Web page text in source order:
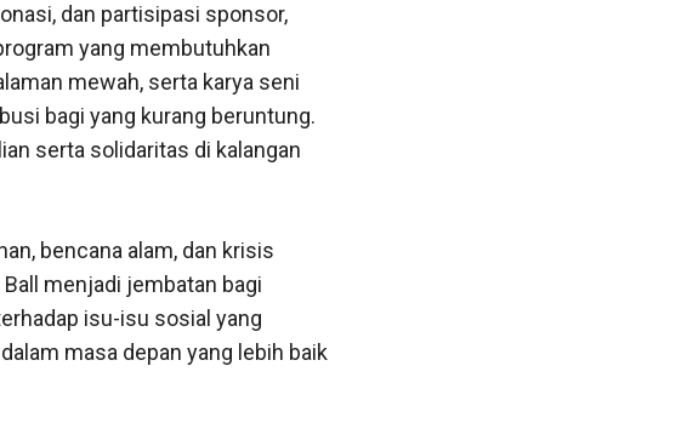
dan partisipasi sponsor,
yang membutuhkan
mewah, serta karya seni
bagi yang kurang beruntung.
serta solidaritas di kalangan
bencana alam, dan krisis
menjadi jembatan bagi
isu-isu sosial yang
masa depan yang lebih baik